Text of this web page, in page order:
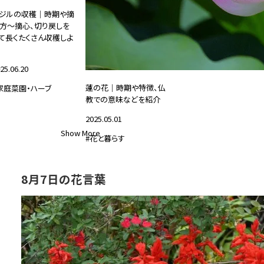
ルの収穫｜時期や摘
～摘心、切り戻しを
長くたくさん収穫しよ
庭菜園・ハーブ
蓮の花｜時期や特徴、仏
教での意味などを紹介
2025.05.01
#花と暮らす
Show More
8月7日の花言葉